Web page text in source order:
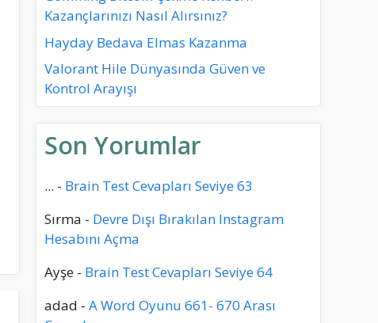
Kazançlarınızı Nasıl Alırsınız?
Hayday Bedava Elmas Kazanma
Valorant Hile Dünyasında Güven ve
Kontrol Arayışı
Son Yorumlar
... - Brain Test Cevapları Seviye 63
Sırma - Devre Dışı Bırakılan Instagram
Hesabını Açma
Ayşe - Brain Test Cevapları Seviye 64
adad - A Word Oyunu 661- 670 Arası